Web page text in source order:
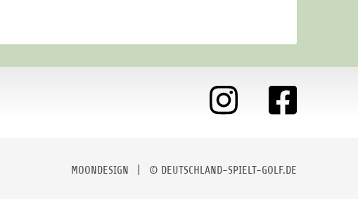
MOONDESIGN | © DEUTSCHLAND-SPIELT-GOLF.DE